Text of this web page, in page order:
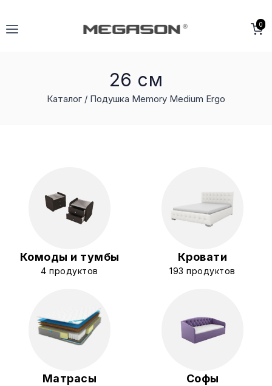
0
26 см
Каталог / Подушка Memory Medium Ergo
Комоды и тумбы
4 продуктов
Кровати
193 продуктов
Матрасы Софы